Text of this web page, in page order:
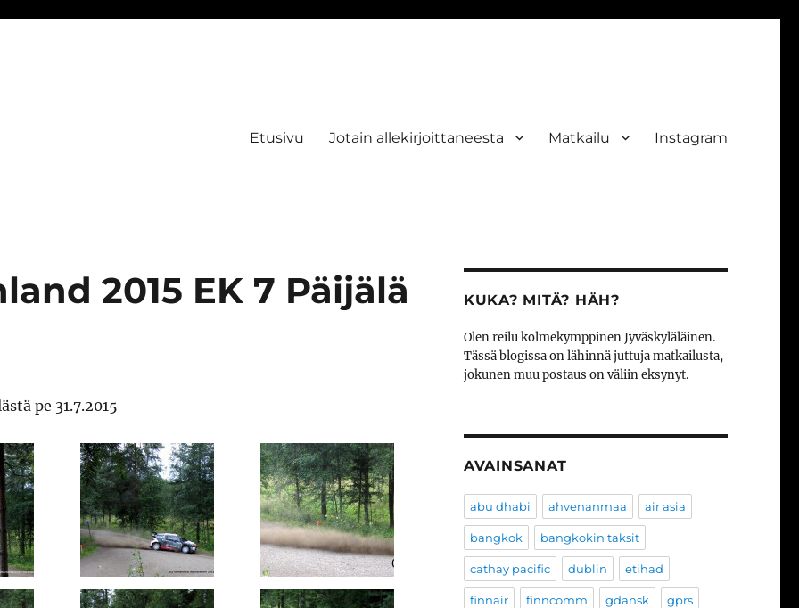
Etusivu Jotain allekirjoittaneesta Matkailu Instagram
2015 EK 7 Päijälä
pe 31.7.2015
KUKA? MITÄ? HÄH?
Olen reilu kolmekymppinen Jyväskyläläinen.
Tässä blogissa on lähinnä juttuja matkailusta,
jokunen muu postaus on väliin eksynyt.
AVAINSANAT
abu dhabi ahvenanmaa air asia
bangkok bangkokin taksit
cathay pacific dublin etihad
finnair finncomm gdansk gprs